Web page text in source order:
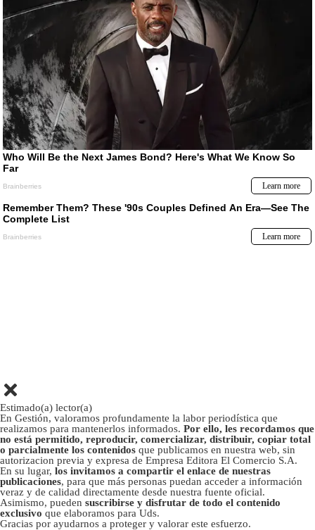
Estimado(a) lector(a)
En Gestión, valoramos profundamente la labor periodística que
realizamos para mantenerlos informados. Por ello, les recordamos que
no está permitido, reproducir, comercializar, distribuir, copiar total
o parcialmente los contenidos que publicamos en nuestra web, sin
autorizacion previa y expresa de Empresa Editora El Comercio S.A.
En su lugar, los invitamos a compartir el enlace de nuestras
publicaciones, para que más personas puedan acceder a información
veraz y de calidad directamente desde nuestra fuente oficial.
Asimismo, pueden suscribirse y disfrutar de todo el contenido
exclusivo que elaboramos para Uds.
Gracias por ayudarnos a proteger y valorar este esfuerzo.